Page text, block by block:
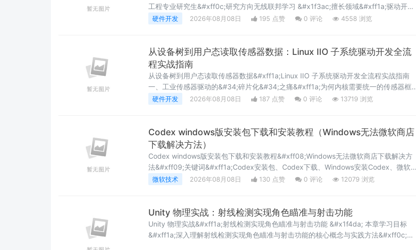
工程专业研究生&#xff0c;研究方向无线联邦学习 &#x1f3ac;擅长领域&#xff1a;驱动开发
&#xff0c;嵌入式软件开发&#xff0c;BSP开发 ❄️作者主页&#xff1a;一个平凡而乐于分享的
硬件开发 2026年08月08日 195 点赞 0 评论 4558 浏览
从设备树到用户态读取传感器数据：Linux IIO 子系统驱动开发全流
程实战指南
从设备树到用户态读取传感器数据&#xff1a;Linux IIO 子系统驱动开发全流程实战指南
一、工业传感器驱动的&#34;碎片化&#34;之痛&#xff1a;为何内核需要统一的传感器框
架Linux 内核中存在大量传感器外设——加速度计、陀螺仪、ADC、温度传感器、光传
硬件开发 2026年08月08日 187 点赞 0 评论 13719 浏览
Codex windows版安装包下载和安装教程（Windows无法微软商店
下载解决方法）
Codex windows版安装包下载和安装教程&#xff08;Windows无法微软商店下载解决方
法&#xff09;关键词&#xff1a;Codex安装包、Codex下载、Windows安装Codex、微软商
店无法下载应用、GPT Codex 安装教程 前言最近在折腾 GPT 官方推出的
微软技术 2026年08月08日 130 点赞 0 评论 12079 浏览
Unity 物理实战：射线检测实现角色瞄准与射击功能
Unity 物理实战&#xff1a;射线检测实现角色瞄准与射击功能 &#x1f4da; 本章学习目标
&#xff1a;深入理解射线检测实现角色瞄准与射击功能的核心概念与实践方法&#xff0c;掌